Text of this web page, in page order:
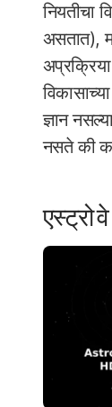
नियतीचा
असतात),
ज्ञान
नसते की
एस्ट्रो